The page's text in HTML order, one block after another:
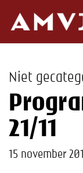
Wedstrijden
Nieuws
Teams
Niet
21/11
15 november